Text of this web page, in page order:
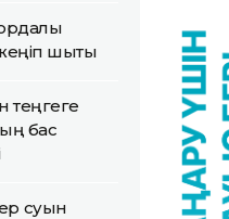
шықты
теңгеге
бас
суын